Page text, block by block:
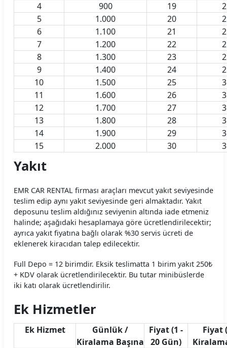
OtoTur Araç Kiralama Koşulları
Port Araç Kiralama Koşulları
Pusula Araç Kiralama Koşulları
Rent Trendy Araç Kiralama Koşulları
Sixt Araç Kiralama Koşulları
Skyes Araç Kiralama Koşulları
SMT Filo Araç Kiralama Koşulları
The Leon Araç Kiralama Koşulları
Torlak Araç Kiralama Koşulları
Turento Araç Kiralama Koşulları
Turmobil Araç Kiralama Koşulları
Wowcar Araç Kiralama Koşulları
4
900 19
5
1.000 20
6
1.100 21
7
1.200 22
8
1.300 23
9
1.400 24
10
1.500 25
11
1.600 26
12
1.700 27
13
1.800 28
14
1.900 29
15
2.000 30
Yakıt
EMR CAR RENTAL firması araçları mevcut yakıt seviyesinde
teslim edip aynı yakıt seviyesinde geri almaktadır. Yakıt
deposunu teslim aldığınız seviyenin altında iade etmeniz
halinde; aşağıdaki hesaplamaya göre ücretlendirilecektir;
ayrıca yakıt fiyatına bağlı olarak %30 servis ücreti de
eklenerek kiracıdan talep edilecektir.
Full Depo = 12 birimdir. Eksik teslimatta 1 birim yakıt 250₺
+ KDV olarak ücretlendirilecektir. Bu tutar minibüslerde
iki katı olarak ücretlendirilir.
Ek Hizmetler
Ek Hizmet
Günlük /
Kiralama Başına
Fiyat (1 -
20 Gün)
Fiyat